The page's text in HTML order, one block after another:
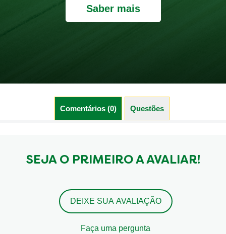
Saber mais
Comentários (0) Questões (0)
SEJA O PRIMEIRO A AVALIAR!
DEIXE SUA AVALIAÇÃO
Faça uma pergunta